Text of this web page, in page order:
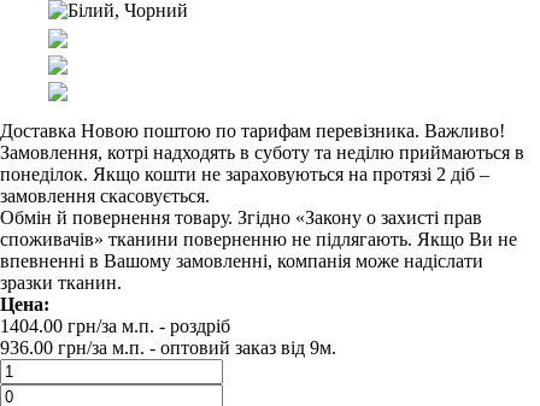
Доставка Новою поштою по тарифам перевізника. Важливо!
Замовлення, котрі надходять в суботу та неділю приймаються в
понеділок. Якщо кошти не зараховуються на протязі 2 діб –
замовлення скасовується.
Обмін й повернення товару. Згідно «Закону о захисті прав
споживачів» тканини поверненню не підлягають. Якщо Ви не
впевненні в Вашому замовленні, компанія може надіслати
зразки тканин.
Цена:
1404.00 грн/за м.п. - роздрiб
936.00 грн/за м.п. - оптовий заказ вiд 9м.